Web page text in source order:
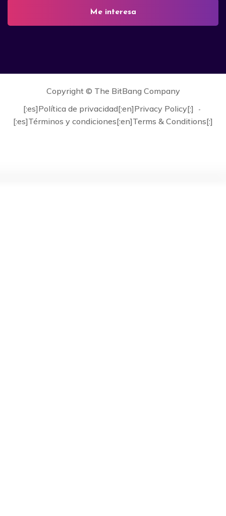
Me interesa
Copyright © The BitBang Company
[:es]Política de privacidad[:en]Privacy Policy[:]
[:es]Términos y condiciones[:en]Terms & Conditions[:]